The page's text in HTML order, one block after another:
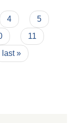
4
5
11
last »